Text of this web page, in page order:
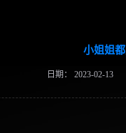
小姐姐
日期： 2023-02-13